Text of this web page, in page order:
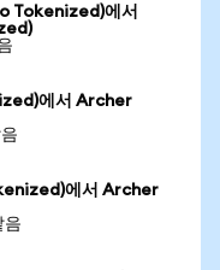
Tokenized)에서
에서 Archer
에서 Archer
음